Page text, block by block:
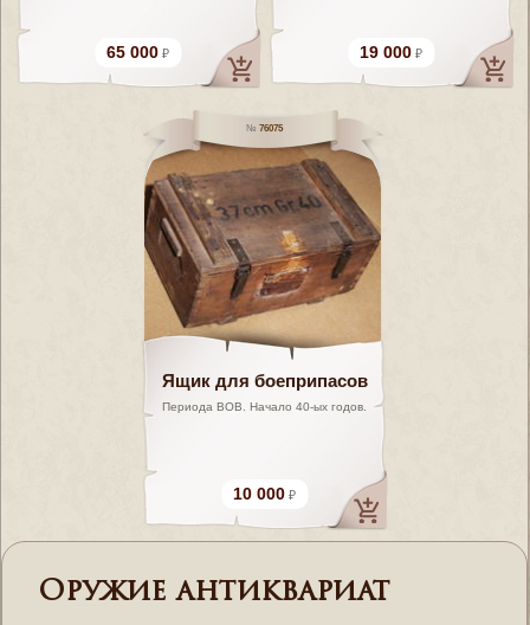
65 000 19 000
76075
Ящик для боеприпасов
Периода ВОВ. Начало 40-ых годов.
10 000
Оружие антиквариат